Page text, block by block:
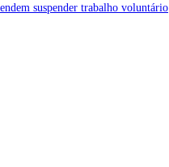
suspender trabalho voluntário